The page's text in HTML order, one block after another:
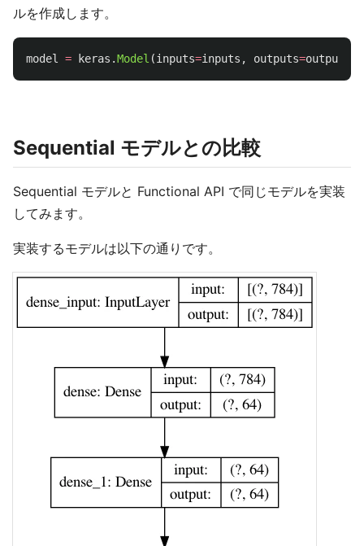
ルを作成します。
model = keras .Model (inputs=inputs , outputs=outputs
Sequential モデルとの比較
Sequential モデルと Functional API で同じモデルを実装
してみます。
実装するモデルは以下の通りです。